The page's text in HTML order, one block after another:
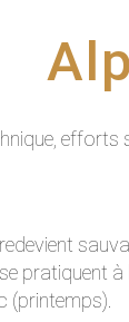
pratiquent
(printemps).